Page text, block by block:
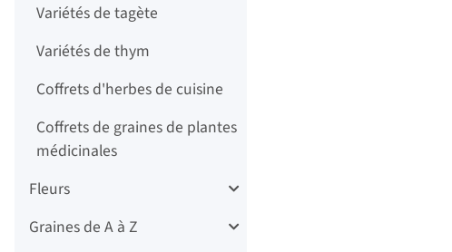
Variétés de tagète
Variétés de thym
Coffrets d'herbes de cuisine
Coffrets de graines de plantes
médicinales
Fleurs
Graines de A à Z